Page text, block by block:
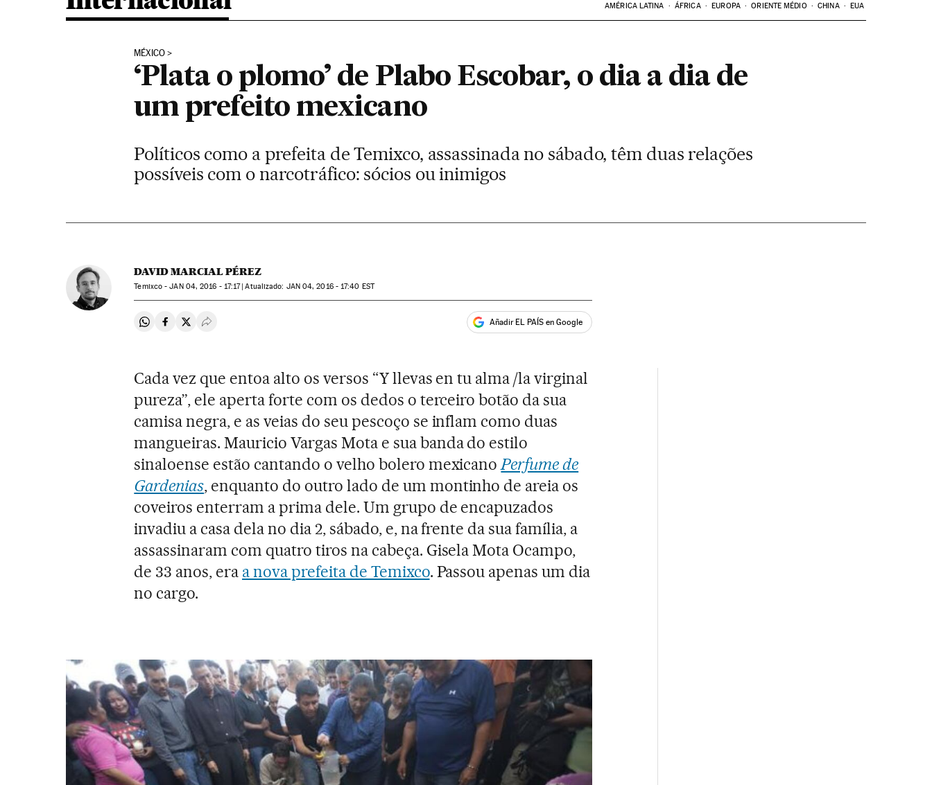
AMÉRICA LATINA ÁFRICA EUROPA ORIENTE MÉDIO CHINA EUA
MÉXICO
‘Plata o plomo’ de Plabo Escobar, o dia a dia de
um prefeito mexicano
Políticos como a prefeita de Temixco, assassinada no sábado, têm duas relações
possíveis com o narcotráfico: sócios ou inimigos
DAVID MARCIAL PÉREZ
Temixco -JAN04, 2016 - 17:17 atualizado: JAN04, 2016 - 17:40 EST
Compartir en Whatsapp
Compartir en Facebook
Compartir en Twitter
Desplegar Redes Sociales Añadir EL PAÍS en Google
Cada vez que entoa alto os versos “Y llevas en tu alma /la virginal
pureza”, ele aperta forte com os dedos o terceiro botão da sua
camisa negra, e as veias do seu pescoço se inflam como duas
mangueiras. Mauricio Vargas Mota e sua banda do estilo
sinaloense estão cantando o velho bolero mexicanoPerfume de
Gardenias, enquanto do outro lado de um montinho de areia os
coveiros enterram a prima dele. Um grupo de encapuzados
invadiu a casa dela no dia 2, sábado, e, na frente da sua família, a
assassinaram com quatro tiros na cabeça. Gisela Mota Ocampo,
de 33 anos, era a nova prefeita de Temixco. Passou apenas um dia
no cargo.